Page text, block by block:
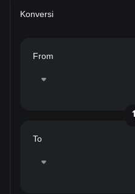
Konversi
From
To